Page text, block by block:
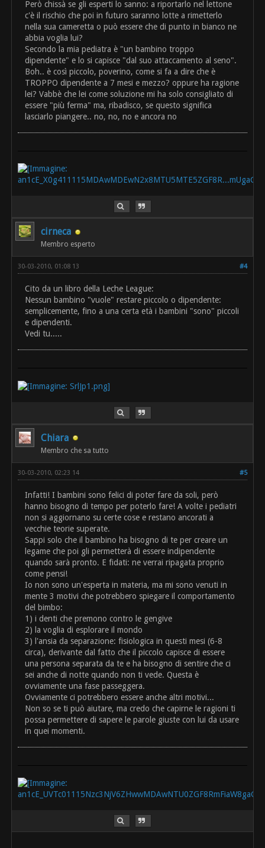
Però chissà se gli esperti lo sanno: a riportarlo nel lettone
c'è il rischio che poi in futuro saranno lotte a rimetterlo
nella sua cameretta o può essere che di punto in bianco ne
abbia voglia lui?
Secondo la mia pediatra è "un bambino troppo
dipendente" e lo si capisce "dal suo attaccamento al seno".
Boh.. è così piccolo, poverino, come si fa a dire che è
TROPPO dipendente a 7 mesi e mezzo? oppure ha ragione
lei? Vabbè che lei come soluzione mi ha solo consigliato di
essere "più ferma" ma, ribadisco, se questo significa
lasciarlo piangere.. no, no, no e ancora no
cirneca
Membro esperto
#4
30-03-2010, 01:08 13
Cito da un libro della Leche League:
Nessun bambino "vuole" restare piccolo o dipendente:
semplicemente, fino a una certa età i bambini "sono" piccoli
e dipendenti.
Vedi tu.....
Chiara
Membro che sa tutto
#5
30-03-2010, 02:23 14
Infatti! I bambini sono felici di poter fare da soli, però
hanno bisogno di tempo per poterlo fare! A volte i pediatri
non si aggiornano su certe cose e restano ancorati a
vecchie teorie superate.
Sappi solo che il bambino ha bisogno di te per creare un
legame che poi gli permetterà di essere indipendente
quando sarà pronto. E fidati: ne verrai ripagata proprio
come pensi!
Io non sono un'esperta in materia, ma mi sono venuti in
mente 3 motivi che potrebbero spiegare il comportamento
del bimbo:
1) i denti che premono contro le gengive
2) la voglia di esplorare il mondo
3) l'ansia da separazione: fisiologica in questi mesi (6-8
circa), derivante dal fatto che il piccolo capisce di essere
una persona separata da te e ha bisogno di sentire che ci
sei anche di notte quando non ti vede. Questa è
ovviamente una fase passeggera.
Ovviamente ci potrebbero essere anche altri motivi...
Non so se ti può aiutare, ma credo che capirne le ragioni ti
possa permettere di sapere le parole giuste con lui da usare
in quei momenti.